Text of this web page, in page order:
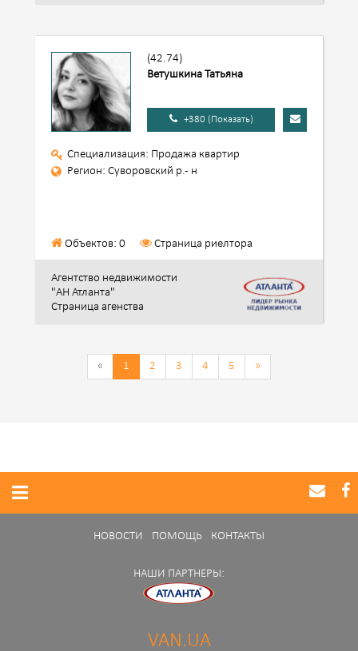
(42.74)
Ветушкина Татьяна
+380 (Показать)
Специализация: Продажа квартир
Регион: Суворовский р.- н
Объектов: 0 Страница риелтора
Агентство недвижимости
"АН Атланта"
Страница агенства
« 1 2 3 4 5 »
НОВОСТИ ПОМОЩЬ КОНТАКТЫ
НАШИ ПАРТНЕРЫ:
VAN.UA